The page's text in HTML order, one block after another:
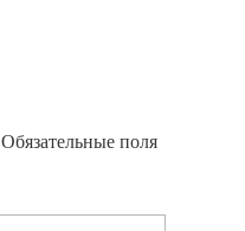
Обязательные поля